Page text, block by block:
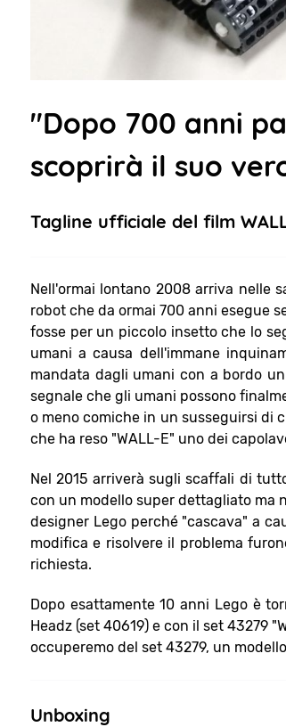
"Dopo 700 anni
scoprirà il suo
Tagline ufficiale del film
Nell'ormai lontano 2008 arriva nelle
robot che da ormai 700 anni esegue
fosse per un piccolo insetto che lo
umani a causa dell'immane
mandata dagli umani con a bordo
segnale che gli umani possono
o meno comiche in un susseguirsi di
che ha reso "WALL-E" uno dei
Nel 2015 arriverà sugli scaffali di
con un modello super dettagliato ma
designer Lego perché "cascava" a
modifica e risolvere il problema
richiesta.
Dopo esattamente 10 anni Lego è
Headz (set 40619) e con il set 43279
occuperemo del set 43279, un
Unboxing